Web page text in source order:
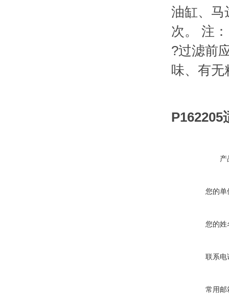
油缸、马
次。 注：
?过滤前
味、有无
P162205
产
您的单
您的姓
联系电
常用邮